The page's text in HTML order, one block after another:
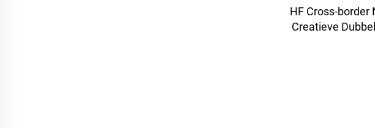
HF Cross-border
Creatieve